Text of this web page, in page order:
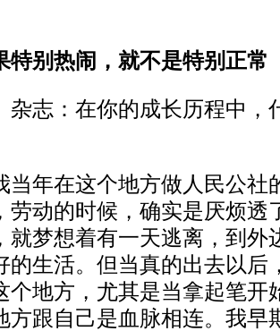
别热闹，就不是特别正常
志：在你的成长历程中，
年在这个地方做人民公社
劳动的时候，确实是厌烦透
就梦想着有一天逃离，到外
的生活。但当真的出去以后
个地方，尤其是当拿起笔开
方跟自己是血脉相连。我早